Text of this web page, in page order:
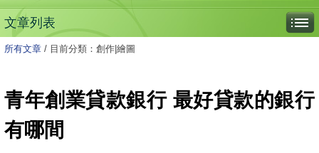
文章列表
所有文章 / 目前分類：創作|繪圖
青年創業貸款銀行 最好貸款的銀行
有哪間